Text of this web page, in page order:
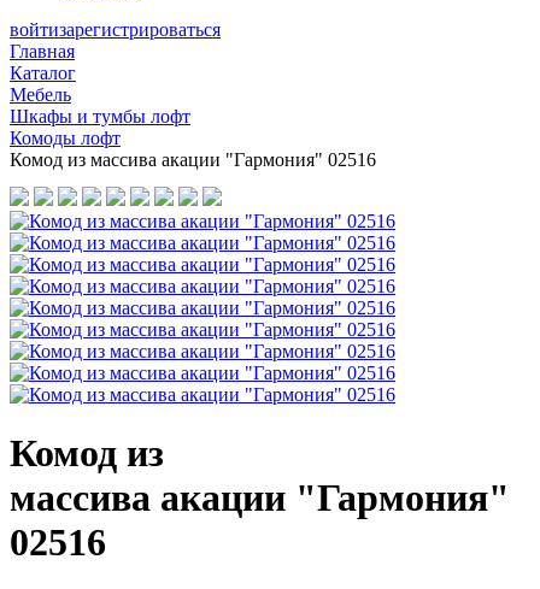
войтизарегистрироваться
Главная
Каталог
Мебель
Шкафы и тумбы лофт
Комоды лофт
Комод из массива акации "Гармония" 02516
Комод из
массива акации "Гармония"
02516